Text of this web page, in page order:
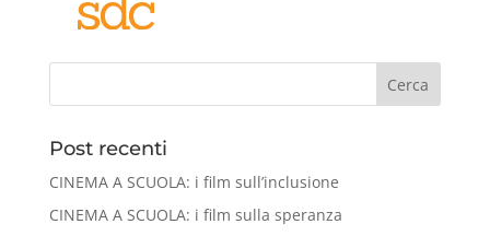
Cerca
Post recenti
CINEMA A SCUOLA: i film sull’inclusione
CINEMA A SCUOLA: i film sulla speranza